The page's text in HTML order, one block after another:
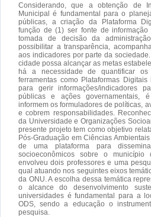
Considerando, que a obtenção de
Municipal é fundamental para o
públicas, a criação da Plataforma
função de (1) ser fonte de
tomada de decisão da
possibilitar a transparência,
aos indicadores por parte da
cidade possa alcançar as metas
há a necessidade de quantificar os
ferramentas como Plataformas
para gerir informações/indicadores
públicas e ações governamentais,
informem os formuladores de políticas,
e cobrem responsabilidades.
da Universidade e Organizações
presente projeto tem como objetivo
Pós-Graduação em Ciências
de uma plataforma para
socioeconômicos sobre o
envolveu dois professores e uma
qual atuando nos seguintes eixos
da ONU. A escolha dessa temática
o alcance do desenvolvimento
universidades é fundamental para a
ODS, sendo a educação o
pesquisa.